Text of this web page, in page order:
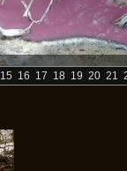
15 16 17 18 19 20 21